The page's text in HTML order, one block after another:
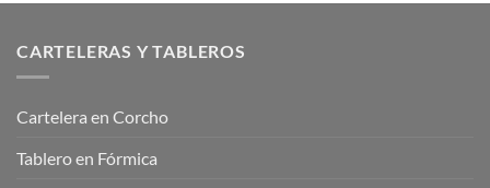
CARTELERAS Y TABLEROS
Cartelera en Corcho
Tablero en Fórmica